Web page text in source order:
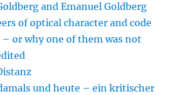
and Emanuel Goldberg
of optical character and code
or why one of them was not
und heute – ein kritischer